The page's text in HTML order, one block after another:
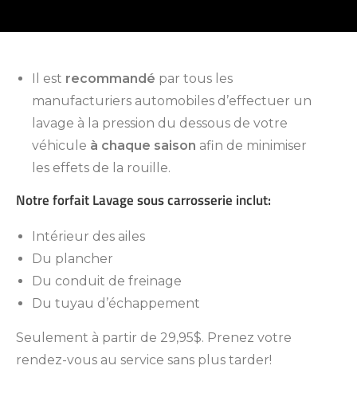
Il est recommandé par tous les
manufacturiers automobiles d’effectuer un
lavage à la pression du dessous de votre
véhicule à chaque saison afin de minimiser
les effets de la rouille.
Notre forfait Lavage sous carrosserie inclut:
Intérieur des ailes
Du plancher
Du conduit de freinage
Du tuyau d’échappement
Seulement à partir de 29,95$. Prenez votre
rendez-vous au service sans plus tarder!
SHERBROOKE
GRANBY